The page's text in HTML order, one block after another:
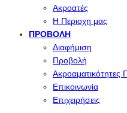
Ακροατές
Η Περιοχη μας
ΠΡΟΒΟΛΉ
Διαφήμιση
Προβολή
Ακροαματικότητες
Επικοινωνία
Επιχειρήσεις